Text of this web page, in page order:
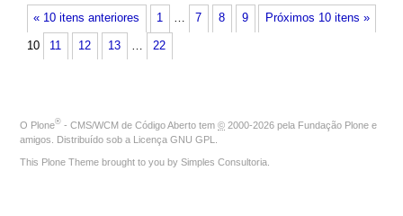
« 10 itens anteriores Próximos 10 itens »
1 … 7 8 9
10 11 12 13 … 22
O Plone® - CMS/WCM de Código Aberto tem © 2000-2026 pela Fundação Plone e
amigos. Distribuído sob a Licença GNU GPL
This Plone Theme brought to you by Simples Consultoria